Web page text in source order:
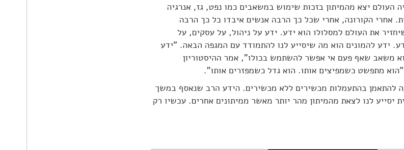
העולם יצא מהמיתון בזכות שימוש במשאבים כמו נפט, גז, אנרגיה
אחרי הקורונה, אחרי שכל כך הרבה אנשים איבדו כל כך הרבה
את העולם למסלולו הוא ידע. ידע על ניהול, על עסקים, על
ידע להמונים הוא מה שיסייע לנו להתמודד עם המגפה הבאה. "ידע
משאב שאף פעם אי אפשר להשתמש בכולו", אמר ההיסטוריון
"הוא מתפשט כשמפיצים אותו. הוא גדל כשמפזרים אותו".
להתאמן בהתעמלות מכשירים ללא מכשירים. הידע הרב שנאסף במשך
יסייע לנו לצאת מהמיתון מהר יותר מאשר ממיתונים אחרים. עכשיו רק